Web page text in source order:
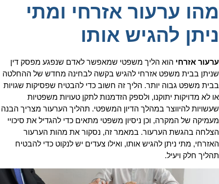
מהו ערעור אזרחי ומתי
ניתן להגיש אותו
ערעור אזרחי הוא הליך משפטי שמאפשר לאדם שנפגע מפסק דין
שניתן בבית משפט אזרחי להגיש בקשה לבחינה מחדש של ההחלטה
בבית משפט גבוה יותר. הליך זה חשוב כדי להבטיח שפסיקות שגויות
או לא מדויקות יתוקנו, ולספק הזדמנות לתקן טעויות משפטיות
שעשויות להיווצר במהלך הדיון המשפטי. תהליך הערעור מצריך הבנה
מעמיקה של המקרה, וכן ניסיון משפטי מתאים כדי להגדיל את סיכויי
הצלחה בהגשת הערעור. במאמר זה, נסקור את מהות הערעור
האזרחי, מתי ניתן להגיש אותו, ואילו צעדים יש לנקוט כדי להבטיח
תהליך חלק ויעיל.